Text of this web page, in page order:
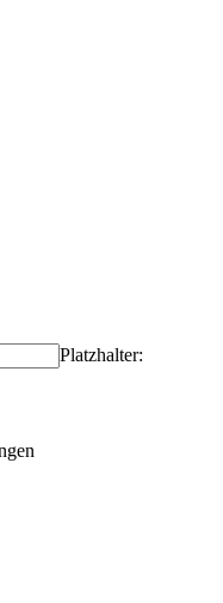
Platzhalter: